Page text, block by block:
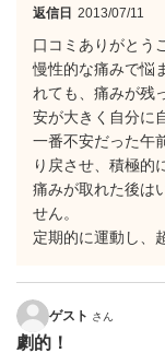
返信日 2013/07/11
口コミありがとう
慢性的な痛みで悩
れても、痛みが残
安が大きく自分に
一番不安だった午
り戻させ、積極的
痛みが取れた後は
せん。
定期的に運動し、
ゲスト さん
劇的！